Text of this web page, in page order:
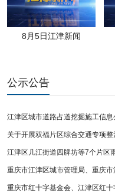
8月5日江津新闻
公示公告
江津区城市道路占道挖掘施工信息
关于开展双福片区综合交通专项
江津区几江街道四牌坊等7个片区
（南门路-卞家厅街段）临时交通
重庆市江津区城市管理局、重庆
津区双福街道办事处关于开展共
重庆市红十字基金会、江津区红